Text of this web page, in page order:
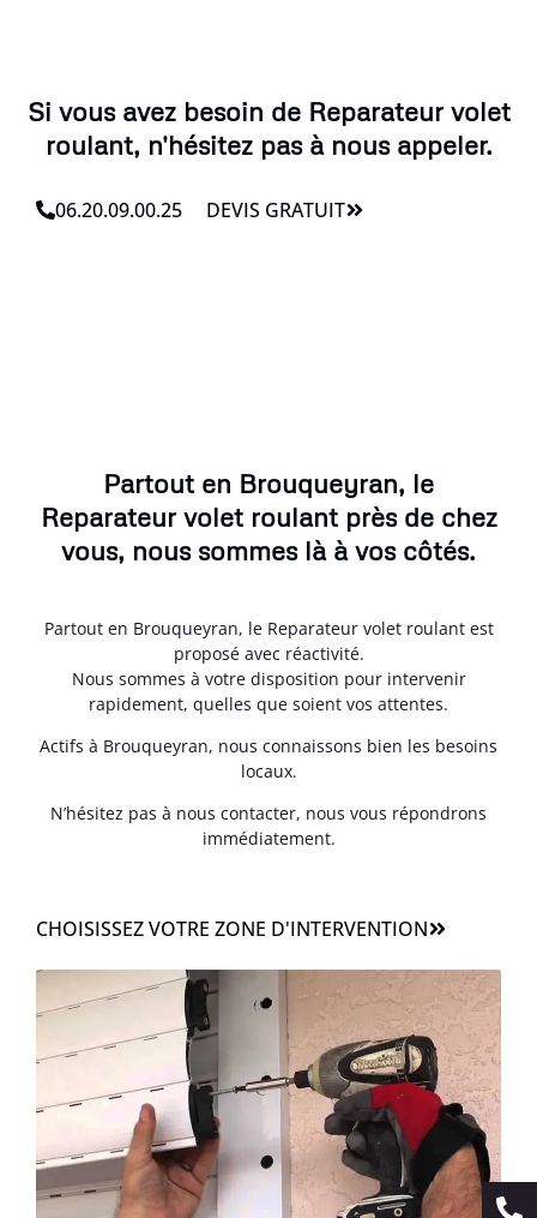
Si vous avez besoin de Reparateur volet
roulant, n'hésitez pas à nous appeler.
06.20.09.00.25 DEVIS GRATUIT
Partout en Brouqueyran, le
Reparateur volet roulant près de chez
vous, nous sommes là à vos côtés.
Partout en Brouqueyran, le Reparateur volet roulant est
proposé avec réactivité.
Nous sommes à votre disposition pour intervenir
rapidement, quelles que soient vos attentes.
Actifs à Brouqueyran, nous connaissons bien les besoins
locaux.
N’hésitez pas à nous contacter, nous vous répondrons
immédiatement.
CHOISISSEZ VOTRE ZONE D'INTERVENTION